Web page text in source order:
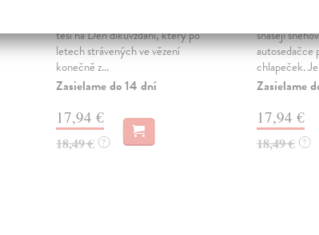
těší na Den díkůvzdání, který po
letech strávených ve vězení
konečně z...
Zasielame do 14 dní
17,94 €
18,49 € ?
snášejí
chlapeček.
Zasielame
17,94 €
18,49 € ?